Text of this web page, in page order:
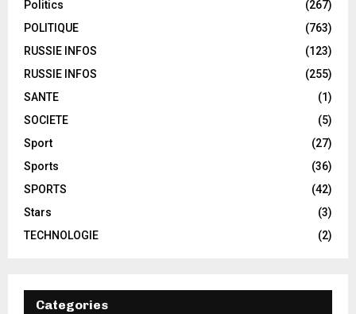
Politics
(267)
POLITIQUE
(763)
RUSSIE INFOS
(123)
RUSSIE INFOS
(255)
SANTE
(1)
SOCIETE
(5)
Sport
(27)
Sports
(36)
SPORTS
(42)
Stars
(3)
TECHNOLOGIE
(2)
Categories